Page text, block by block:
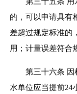
的，可以申请具有
差超过规定标准的
用；计量误差符合
第三十六条
水单位应当提前24